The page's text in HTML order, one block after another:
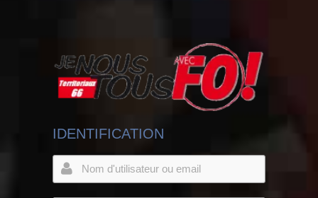
IDENTIFICATION